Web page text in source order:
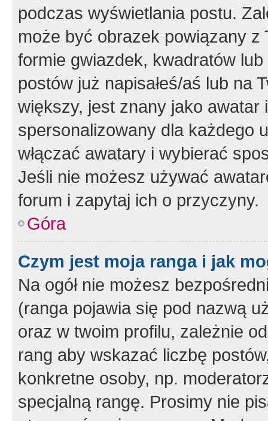
podczas wyświetlania postu.
może być obrazek powiązany z
formie gwiazdek, kwadratów
postów już napisałeś/aś lub na
większy, jest znany jako
spersonalizowany dla każdego
włączać awatary i wybierać
Jeśli nie możesz używać
forum i zapytaj ich o przyczyny.
Góra
Czym jest moja ranga i jak
Na ogół nie możesz
(ranga pojawia się pod nazwą
oraz w twoim profilu, zależnie
rang aby wskazać liczbę
konkretne osoby, np.
specjalną rangę. Prosimy nie